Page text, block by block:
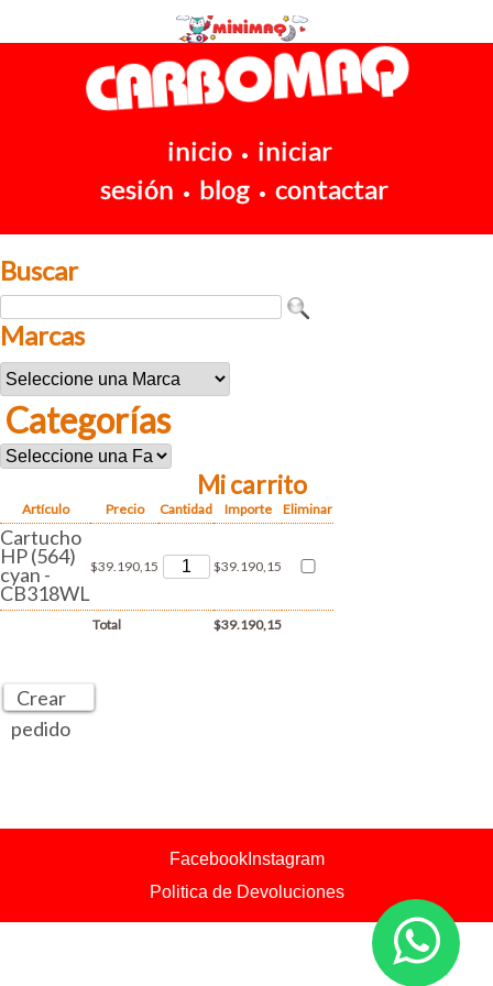
inicio • iniciar
sesión • blog • contactar
Buscar
Marcas
Categorías
Mi carrito
Artículo Precio Cantidad Importe Eliminar
Cartucho
HP (564)
cyan -
CB318WL
$39.190,15 $39.190,15
Total $39.190,15
Crear
pedido
FacebookInstagram
Politica de Devoluciones